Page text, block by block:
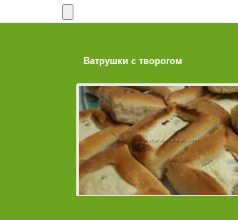
Ватрушки с творогом